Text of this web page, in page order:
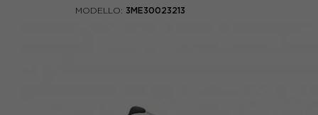
MODELLO: 3ME30023213